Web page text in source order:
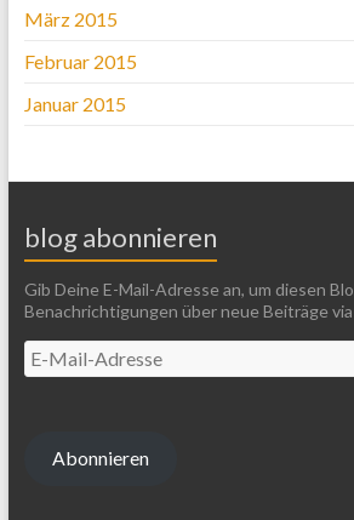
März 2015
Februar 2015
Januar 2015
blog abonnieren
Gib Deine E-Mail-Adresse an, um diesen
Benachrichtigungen über neue Beiträge
Abonnieren